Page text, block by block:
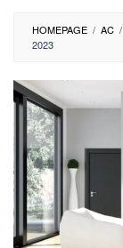
HOMEPAGE / AC /
2023